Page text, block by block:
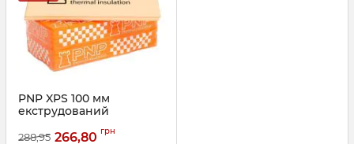
PNP XPS 100 мм
екструдований
288,95 266,80 грн